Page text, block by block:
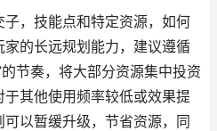
，技能点和特定资源，如何
的长远规划能力，建议遵循
节奏，将大部分资源集中投资
其他使用频率较低或效果提
以暂缓升级，节省资源，同